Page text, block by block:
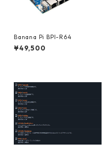
Banana Pi BPI-R64
¥49,500